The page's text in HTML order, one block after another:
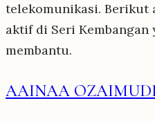
telekomunikasi. Berikut
aktif di Seri
membantu.
AAINAA